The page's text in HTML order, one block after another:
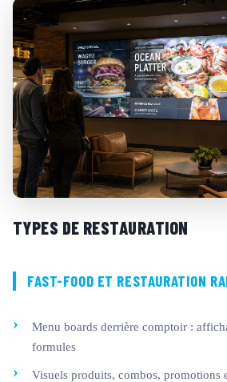
TYPES DE RESTAURATION
FAST-FOOD ET RESTAURATION
Menu boards derrière comptoir :
formules
Visuels produits, combos, promotions